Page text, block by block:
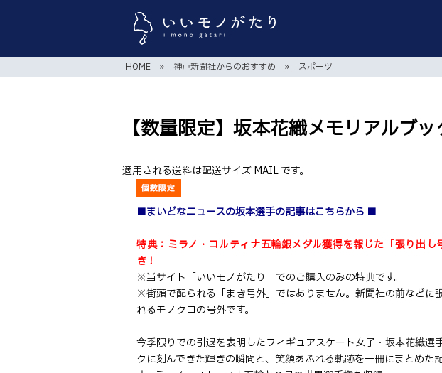
HOME » 神戸新聞社からのおすすめ » スポーツ
【数量限定】坂本花織メモリアル
適用される送料は配送サイズ MAIL です。
■まいどなニュースの坂本選手の記事はこちらから ■
特典：ミラノ・コルティナ五輪銀メダル獲得を報じた「張り出し
き！
※当サイト「いいモノがたり」でのご購入のみの特典です。
※街頭で配られる「まき号外」ではありません。新聞社の前などに
れるモノクロの号外です。
今季限りでの引退を表明したフィギュアスケート女子・坂本花織選
クに刻んできた輝きの瞬間と、笑顔あふれる軌跡を一冊にまとめた